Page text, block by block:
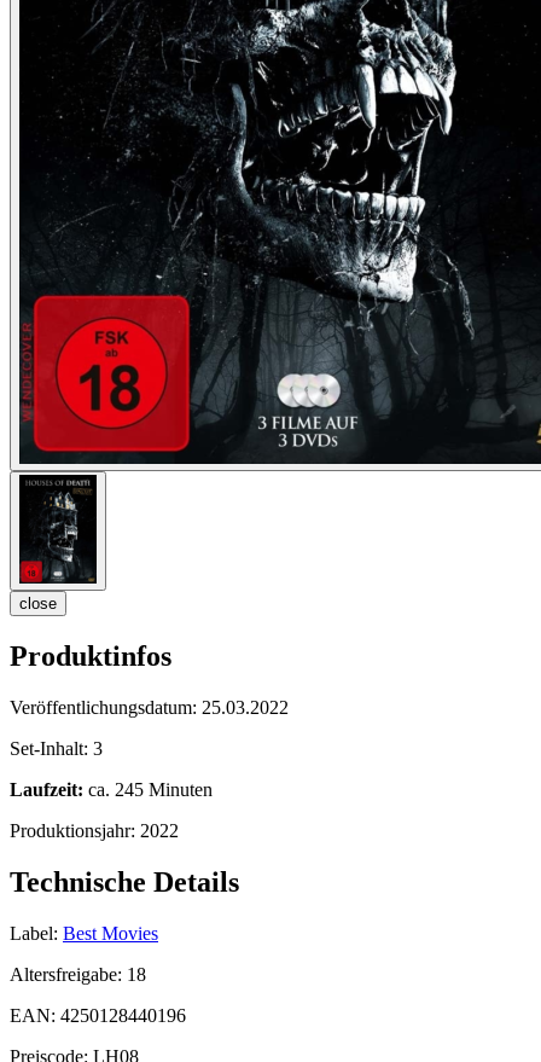
close
Produktinfos
Veröffentlichungsdatum: 25.03.2022
Set-Inhalt: 3
Laufzeit: ca. 245 Minuten
Produktionsjahr: 2022
Technische Details
Label: Best Movies
Altersfreigabe: 18
EAN: 4250128440196
Preiscode: LH08